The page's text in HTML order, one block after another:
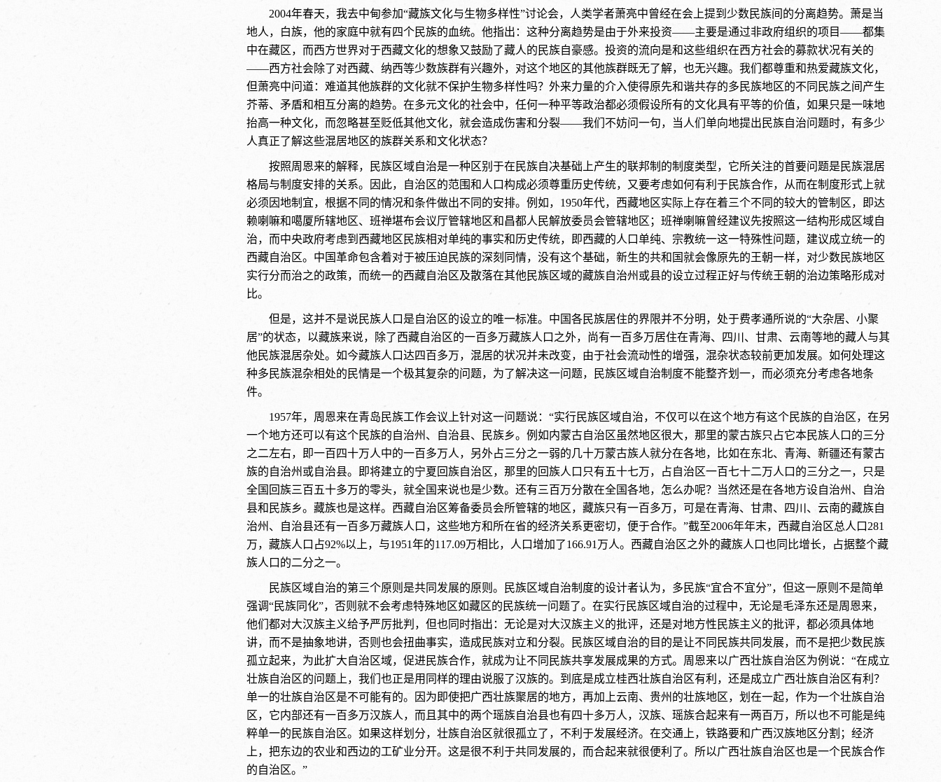
2004年春天，我去中甸参加“藏族文化与生物多样性”讨论会，人类学者萧亮中曾经在会上提到少数民族间的分离趋势。萧是当
地人，白族，他的家庭中就有四个民族的血统。他指出：这种分离趋势是由于外来投资——主要是通过非政府组织的项目——都集
中在藏区，而西方世界对于西藏文化的想象又鼓励了藏人的民族自豪感。投资的流向是和这些组织在西方社会的募款状况有关的
——西方社会除了对西藏、纳西等少数族群有兴趣外，对这个地区的其他族群既无了解，也无兴趣。我们都尊重和热爱藏族文化，
但萧亮中问道：难道其他族群的文化就不保护生物多样性吗？外来力量的介入使得原先和谐共存的多民族地区的不同民族之间产生
芥蒂、矛盾和相互分离的趋势。在多元文化的社会中，任何一种平等政治都必须假设所有的文化具有平等的价值，如果只是一味地
抬高一种文化，而忽略甚至贬低其他文化，就会造成伤害和分裂——我们不妨问一句，当人们单向地提出民族自治问题时，有多少
人真正了解这些混居地区的族群关系和文化状态？
按照周恩来的解释，民族区域自治是一种区别于在民族自决基础上产生的联邦制的制度类型，它所关注的首要问题是民族混居
格局与制度安排的关系。因此，自治区的范围和人口构成必须尊重历史传统，又要考虑如何有利于民族合作，从而在制度形式上就
必须因地制宜，根据不同的情况和条件做出不同的安排。例如，1950年代，西藏地区实际上存在着三个不同的较大的管制区，即达
赖喇嘛和噶厦所辖地区、班禅堪布会议厅管辖地区和昌都人民解放委员会管辖地区；班禅喇嘛曾经建议先按照这一结构形成区域自
治，而中央政府考虑到西藏地区民族相对单纯的事实和历史传统，即西藏的人口单纯、宗教统一这一特殊性问题，建议成立统一的
西藏自治区。中国革命包含着对于被压迫民族的深刻同情，没有这个基础，新生的共和国就会像原先的王朝一样，对少数民族地区
实行分而治之的政策，而统一的西藏自治区及散落在其他民族区域的藏族自治州或县的设立过程正好与传统王朝的治边策略形成对
比。
但是，这并不是说民族人口是自治区的设立的唯一标准。中国各民族居住的界限并不分明，处于费孝通所说的“大杂居、小聚
居”的状态，以藏族来说，除了西藏自治区的一百多万藏族人口之外，尚有一百多万居住在青海、四川、甘肃、云南等地的藏人与其
他民族混居杂处。如今藏族人口达四百多万，混居的状况并未改变，由于社会流动性的增强，混杂状态较前更加发展。如何处理这
种多民族混杂相处的民情是一个极其复杂的问题，为了解决这一问题，民族区域自治制度不能整齐划一，而必须充分考虑各地条
件。
1957年，周恩来在青岛民族工作会议上针对这一问题说：“实行民族区域自治，不仅可以在这个地方有这个民族的自治区，在另
一个地方还可以有这个民族的自治州、自治县、民族乡。例如内蒙古自治区虽然地区很大，那里的蒙古族只占它本民族人口的三分
之二左右，即一百四十万人中的一百多万人，另外占三分之一弱的几十万蒙古族人就分在各地，比如在东北、青海、新疆还有蒙古
族的自治州或自治县。即将建立的宁夏回族自治区，那里的回族人口只有五十七万，占自治区一百七十二万人口的三分之一，只是
全国回族三百五十多万的零头，就全国来说也是少数。还有三百万分散在全国各地，怎么办呢？当然还是在各地方设自治州、自治
县和民族乡。藏族也是这样。西藏自治区筹备委员会所管辖的地区，藏族只有一百多万，可是在青海、甘肃、四川、云南的藏族自
治州、自治县还有一百多万藏族人口，这些地方和所在省的经济关系更密切，便于合作。”截至2006年年末，西藏自治区总人口281
万，藏族人口占92%以上，与1951年的117.09万相比，人口增加了166.91万人。西藏自治区之外的藏族人口也同比增长，占据整个藏
族人口的二分之一。
民族区域自治的第三个原则是共同发展的原则。民族区域自治制度的设计者认为，多民族“宜合不宜分”，但这一原则不是简单
强调“民族同化”，否则就不会考虑特殊地区如藏区的民族统一问题了。在实行民族区域自治的过程中，无论是毛泽东还是周恩来，
他们都对大汉族主义给予严厉批判，但也同时指出：无论是对大汉族主义的批评，还是对地方性民族主义的批评，都必须具体地
讲，而不是抽象地讲，否则也会扭曲事实，造成民族对立和分裂。民族区域自治的目的是让不同民族共同发展，而不是把少数民族
孤立起来，为此扩大自治区域，促进民族合作，就成为让不同民族共享发展成果的方式。周恩来以广西壮族自治区为例说：“在成立
壮族自治区的问题上，我们也正是用同样的理由说服了汉族的。到底是成立桂西壮族自治区有利，还是成立广西壮族自治区有利？
单一的壮族自治区是不可能有的。因为即使把广西壮族聚居的地方，再加上云南、贵州的壮族地区，划在一起，作为一个壮族自治
区，它内部还有一百多万汉族人，而且其中的两个瑶族自治县也有四十多万人，汉族、瑶族合起来有一两百万，所以也不可能是纯
粹单一的民族自治区。如果这样划分，壮族自治区就很孤立了，不利于发展经济。在交通上，铁路要和广西汉族地区分割；经济
上，把东边的农业和西边的工矿业分开。这是很不利于共同发展的，而合起来就很便利了。所以广西壮族自治区也是一个民族合作
的自治区。”